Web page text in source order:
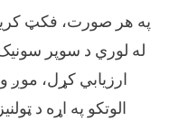
په هر صورت، فکټ
له لوري د سوپر
ارزیابي کړل، موږ
الوتکو په اړه د